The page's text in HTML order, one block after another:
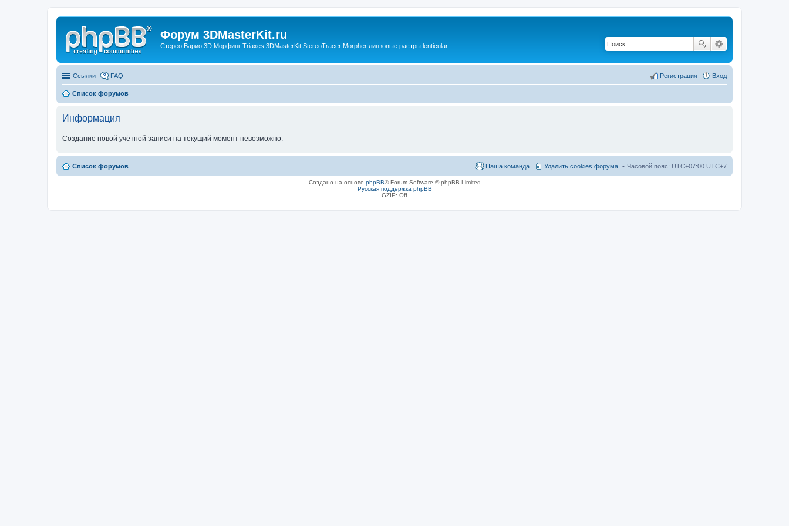
Форум 3DMasterKit.ru
Стерео Варио 3D Морфинг Triaxes 3DMasterKit StereoTracer Morpher линзовые растры lenticular
Ссылки FAQ Вход
Регистрация
Список форумов
Информация
Создание новой учётной записи на текущий момент невозможно.
Список форумов Часовой пояс: UTC+07:00 UTC+7
Удалить cookies форума
Наша команда
Создано на основе phpBB® Forum Software © phpBB Limited
Русская поддержка phpBB
GZIP: Off